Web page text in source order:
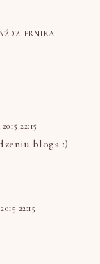
22:15
bloga :)
22:15